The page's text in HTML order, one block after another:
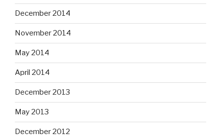
December 2014
November 2014
May 2014
April 2014
December 2013
May 2013
December 2012